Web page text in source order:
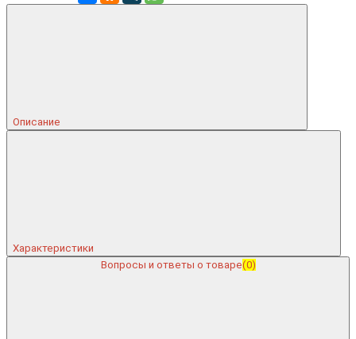
Описание
Характеристики
Вопросы и ответы о товаре(0)